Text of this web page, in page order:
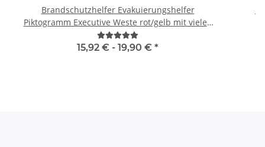
Brandschutzhelfer Evakuierungshelfer
Piktogramm Executive Weste rot/gelb mit vielen
Taschen S-3XL
15,92 € - 19,90 € *